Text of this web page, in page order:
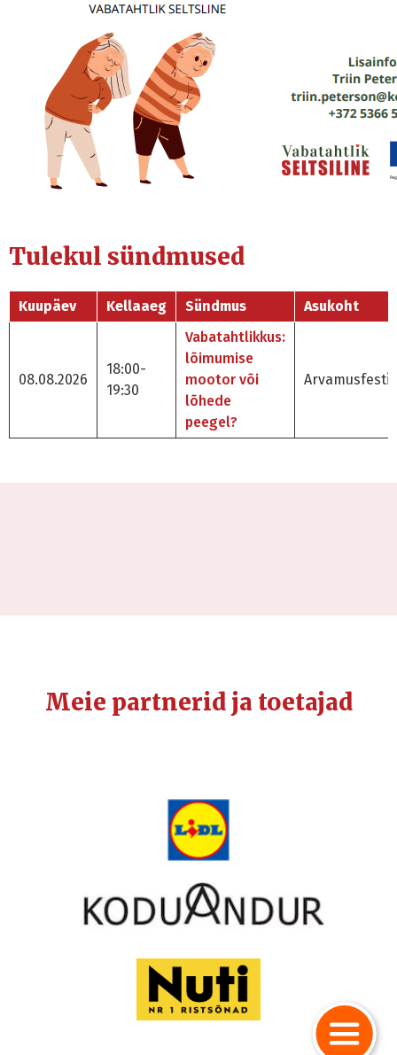
Tulekul sündmused
Kuupäev Kellaaeg Sündmus Asukoht
08.08.2026
18:00-
19:30
Vabatahtlikkus:
lõimumise
mootor või
lõhede
peegel?
Meie partnerid ja toetajad